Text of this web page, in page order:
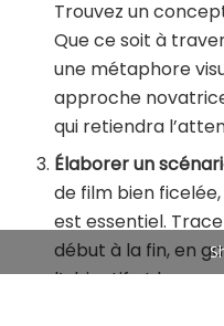
Trouvez un
Que ce soit à
une métaphore
approche
qui retiendra
Élaborer un
de film bien
est essentiel.
début à la fin, en
l’objectif et le